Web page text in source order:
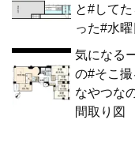
と#して
った#水
気になる
の#そこ
なやつな
間取り図